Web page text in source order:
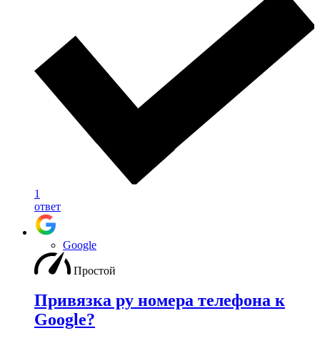
1
ответ
Google
Простой
Привязка ру номера телефона к
Google?